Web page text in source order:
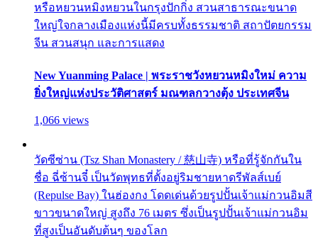
หรือหยวนหมิงหยวนในกรุงปักกิ่ง สวนสาธารณะขนาด
ใหญ่ใจกลางเมืองแห่งนี้มีครบทั้งธรรมชาติ สถาปัตยกรรม
จีน สวนสนุก และการแสดง
New Yuanming Palace | พระราชวังหยวนหมิงใหม่ ความ
ยิ่งใหญ่แห่งประวัติศาสตร์ มณฑลกวางตุ้ง ประเทศจีน
1,066 views
วัดซีซ่าน (Tsz Shan Monastery / 慈山寺) หรือที่รู้จักกันใน
ชื่อ ฉี่ซ้านจี๋ เป็นวัดพุทธที่ตั้งอยู่ริมชายหาดรีพัลส์เบย์
(Repulse Bay) ในฮ่องกง โดดเด่นด้วยรูปปั้นเจ้าแม่กวนอิมสี
ขาวขนาดใหญ่ สูงถึง 76 เมตร ซึ่งเป็นรูปปั้นเจ้าแม่กวนอิม
ที่สูงเป็นอันดับต้นๆ ของโลก